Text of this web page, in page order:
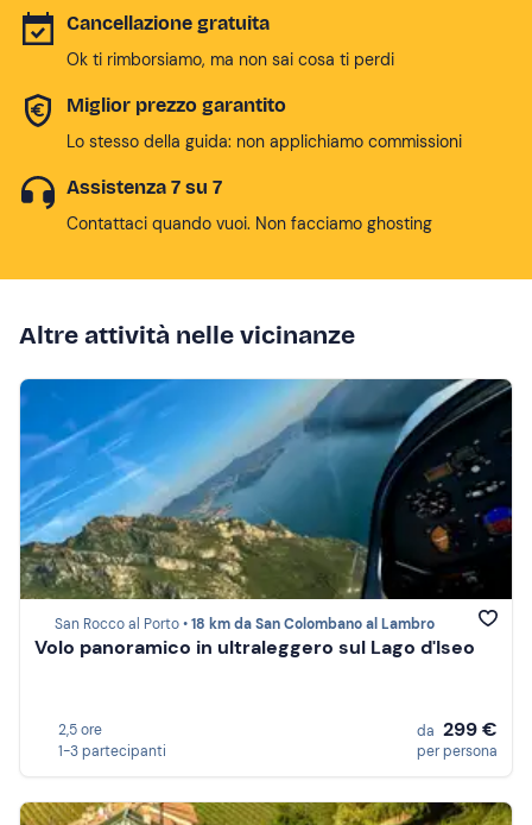
Cancellazione gratuita
Ok ti rimborsiamo, ma non sai cosa ti perdi
Miglior prezzo garantito
Lo stesso della guida: non applichiamo commissioni
Assistenza 7 su 7
Contattaci quando vuoi. Non facciamo ghosting
Altre attività nelle vicinanze
San Rocco al Porto •18 km da San Colombano al Lambro
Volo panoramico in ultraleggero sul Lago d'Iseo
2,5 ore
1-3 partecipanti
da 299 €
per persona